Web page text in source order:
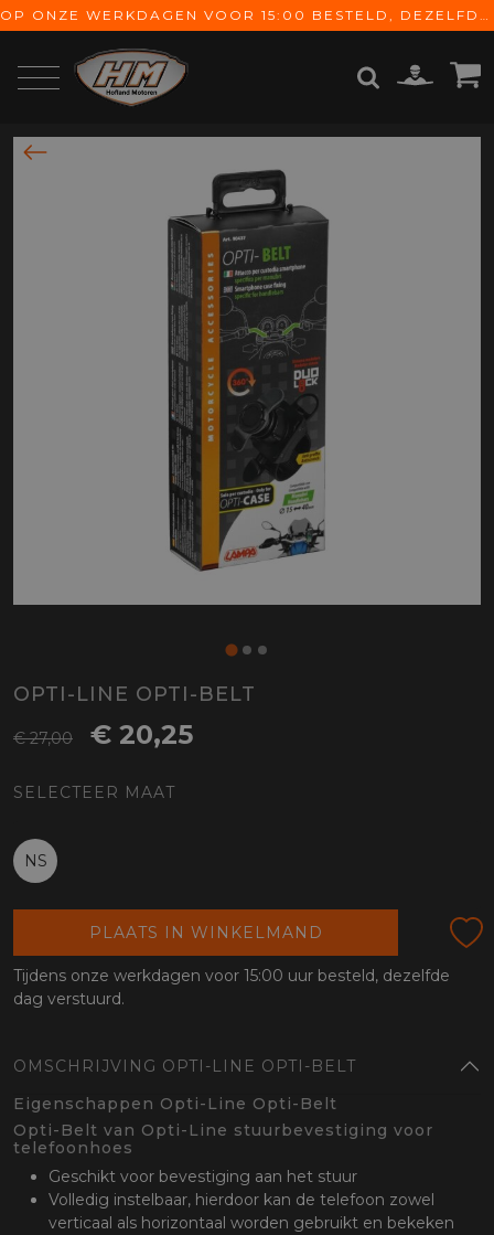
OP ONZE WERKDAGEN VOOR 15:00 BESTELD, DEZELFDE DAG VERZONDEN! GRATIS VERZENDING VANAF € 65,-
OPTI-LINE OPTI-BELT
€ 27,00 € 20,25
SELECTEER MAAT
NS
PLAATS IN WINKELMAND
Tijdens onze werkdagen voor 15:00 uur besteld, dezelfde
dag verstuurd.
OMSCHRIJVING OPTI-LINE OPTI-BELT
Eigenschappen Opti-Line Opti-Belt
Opti-Belt van Opti-Line stuurbevestiging voor
telefoonhoes
Geschikt voor bevestiging aan het stuur
Volledig instelbaar, hierdoor kan de telefoon zowel
verticaal als horizontaal worden gebruikt en bekeken